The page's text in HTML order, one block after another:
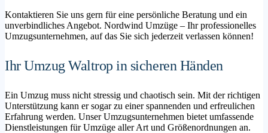
Kontaktieren Sie uns gern für eine persönliche Beratung und ein
unverbindliches Angebot. Nordwind Umzüge – Ihr professionelles
Umzugsunternehmen, auf das Sie sich jederzeit verlassen können!
Ihr Umzug Waltrop in sicheren Händen
Ein Umzug muss nicht stressig und chaotisch sein. Mit der richtigen
Unterstützung kann er sogar zu einer spannenden und erfreulichen
Erfahrung werden. Unser Umzugsunternehmen bietet umfassende
Dienstleistungen für Umzüge aller Art und Größenordnungen an.